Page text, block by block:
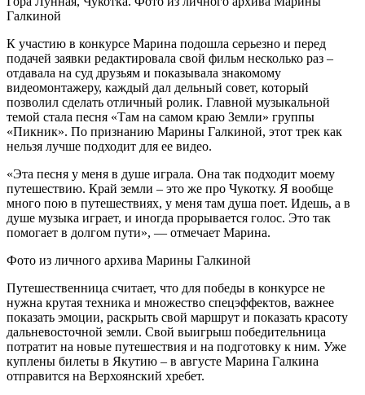
Галкиной
К участию в конкурсе Марина подошла серьезно и перед
подачей заявки редактировала свой фильм несколько раз –
отдавала на суд друзьям и показывала знакомому
видеомонтажеру, каждый дал дельный совет, который
позволил сделать отличный ролик. Главной музыкальной
темой стала песня «Там на самом краю Земли» группы
«Пикник». По признанию Марины Галкиной, этот трек как
нельзя лучше подходит для ее видео.
«Эта песня у меня в душе играла. Она так подходит моему
путешествию. Край земли – это же про Чукотку. Я вообще
много пою в путешествиях, у меня там душа поет. Идешь, а в
душе музыка играет, и иногда прорывается голос. Это так
помогает в долгом пути», — отмечает Марина.
Фото из личного архива Марины Галкиной
Путешественница считает, что для победы в конкурсе не
нужна крутая техника и множество спецэффектов, важнее
показать эмоции, раскрыть свой маршрут и показать красоту
дальневосточной земли. Свой выигрыш победительница
потратит на новые путешествия и на подготовку к ним. Уже
куплены билеты в Якутию – в августе Марина Галкина
отправится на Верхоянский хребет.